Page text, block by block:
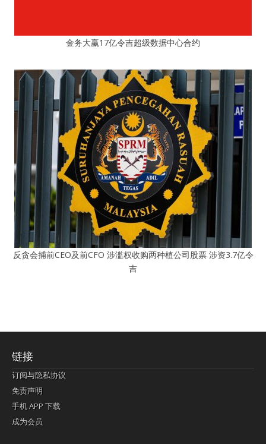
金务大赢17亿令吉超级数据中心合约
反贪会捕前CEO及前CFO 涉滥权收购两种植公司股票 涉资3.7亿令
吉
链接
订阅与隐私协议
免责声明
手机 APP 下载
成为会员